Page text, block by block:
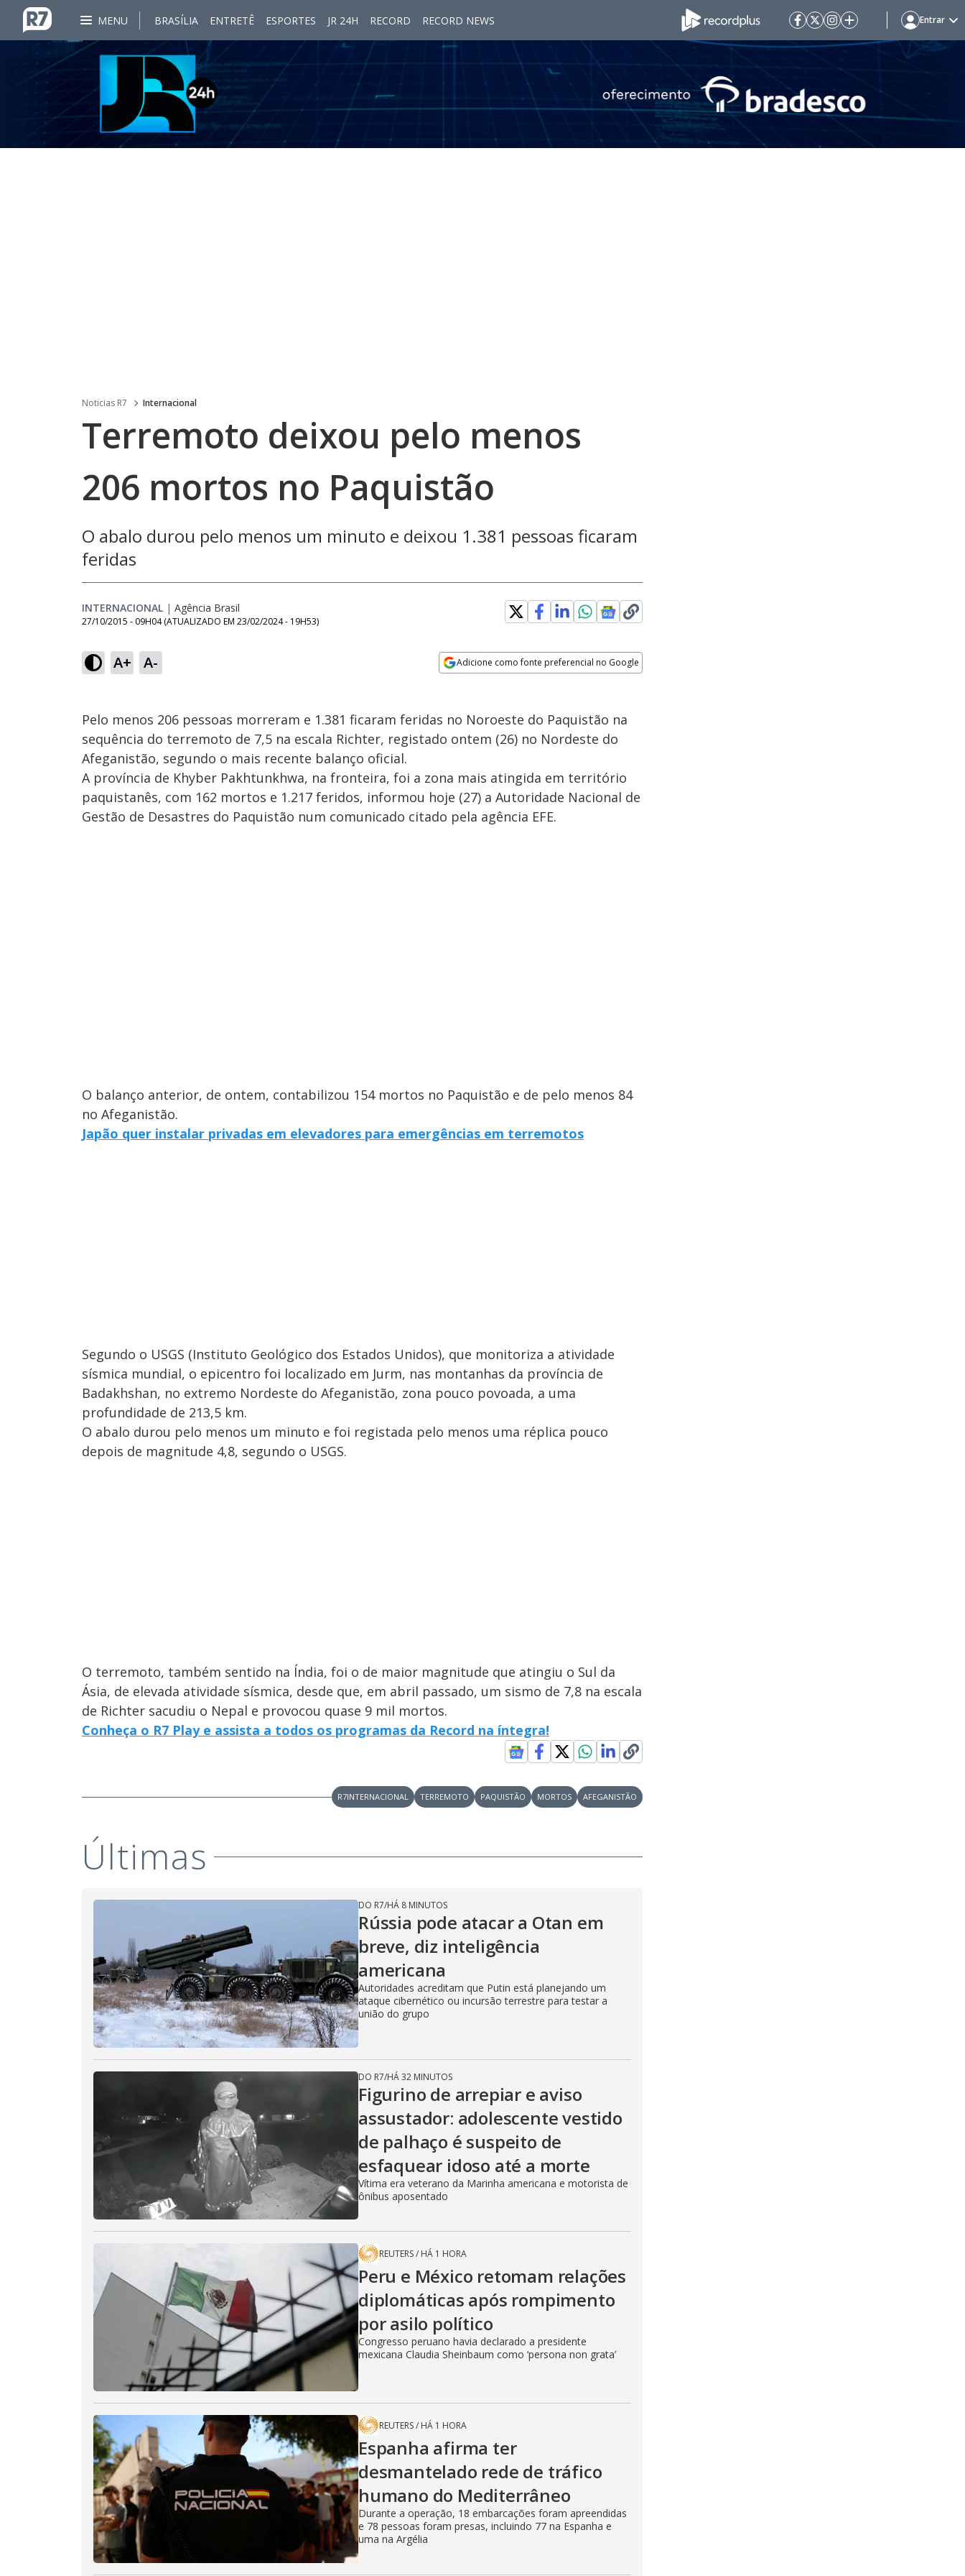
MENU BRASÍLIA ENTRETÊ ESPORTES JR 24H RECORD RECORD NEWS Entrar
Noticias R7 Internacional
Terremoto deixou pelo menos
206 mortos no Paquistão
O abalo durou pelo menos um minuto e deixou 1.381 pessoas ficaram
feridas
INTERNACIONAL | Agência Brasil
27/10/2015 - 09H04 (ATUALIZADO EM 23/02/2024 - 19H53)
A+ A- Adicione como fonte preferencial no Google
Pelo menos 206 pessoas morreram e 1.381 ficaram feridas no Noroeste do Paquistão na
sequência do terremoto de 7,5 na escala Richter, registado ontem (26) no Nordeste do
Afeganistão, segundo o mais recente balanço oficial.
A província de Khyber Pakhtunkhwa, na fronteira, foi a zona mais atingida em território
paquistanês, com 162 mortos e 1.217 feridos, informou hoje (27) a Autoridade Nacional de
Gestão de Desastres do Paquistão num comunicado citado pela agência EFE.
O balanço anterior, de ontem, contabilizou 154 mortos no Paquistão e de pelo menos 84
no Afeganistão.
Japão quer instalar privadas em elevadores para emergências em terremotos
Segundo o USGS (Instituto Geológico dos Estados Unidos), que monitoriza a atividade
sísmica mundial, o epicentro foi localizado em Jurm, nas montanhas da província de
Badakhshan, no extremo Nordeste do Afeganistão, zona pouco povoada, a uma
profundidade de 213,5 km.
O abalo durou pelo menos um minuto e foi registada pelo menos uma réplica pouco
depois de magnitude 4,8, segundo o USGS.
O terremoto, também sentido na Índia, foi o de maior magnitude que atingiu o Sul da
Ásia, de elevada atividade sísmica, desde que, em abril passado, um sismo de 7,8 na escala
de Richter sacudiu o Nepal e provocou quase 9 mil mortos.
Conheça o R7 Play e assista a todos os programas da Record na íntegra!
R7INTERNACIONAL TERREMOTO PAQUISTÃO MORTOS AFEGANISTÃO
Últimas
DO R7/HÁ 8 MINUTOS
Rússia pode atacar a Otan em
breve, diz inteligência
americana
Autoridades acreditam que Putin está planejando um
ataque cibernético ou incursão terrestre para testar a
união do grupo
DO R7/HÁ 32 MINUTOS
Figurino de arrepiar e aviso
assustador: adolescente vestido
de palhaço é suspeito de
esfaquear idoso até a morte
Vítima era veterano da Marinha americana e motorista de
ônibus aposentado
REUTERS/ HÁ 1 HORA
Peru e México retomam relações
diplomáticas após rompimento
por asilo político
Congresso peruano havia declarado a presidente
mexicana Claudia Sheinbaum como ‘persona non grata’
REUTERS/ HÁ 1 HORA
Espanha afirma ter
desmantelado rede de tráfico
humano do Mediterrâneo
Durante a operação, 18 embarcações foram apreendidas
e 78 pessoas foram presas, incluindo 77 na Espanha e
uma na Argélia